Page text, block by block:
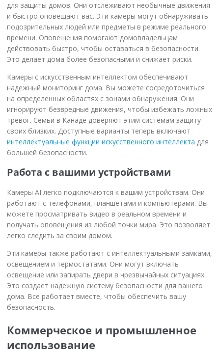
для защиты домов. Они отслеживают необычные движения
и быстро оповещают вас. Эти камеры могут обнаруживать
подозрительных людей или предметы в режиме реального
времени. Оповещения помогают домовладельцам
действовать быстро, чтобы оставаться в безопасности.
Это делает дома более безопасными и снижает риски.
Камеры с искусственным интеллектом обеспечивают
надежный мониторинг дома. Вы можете сосредоточиться
на определенных областях с зонами обнаружения. Они
игнорируют безвредные движения, чтобы избежать ложных
тревог. Семьи в Канаде доверяют этим системам защиту
своих близких. Доступные варианты теперь включают
интеллектуальные функции искусственного интеллекта для
большей безопасности.
Работа с вашими устройствами
Камеры AI легко подключаются к вашим устройствам. Они
работают с телефонами, планшетами и компьютерами. Вы
можете просматривать видео в реальном времени и
получать оповещения из любой точки мира. Это позволяет
легко следить за своим домом.
Эти камеры также работают с интеллектуальными замками,
освещением и термостатами. Они могут включать
освещение или запирать двери в чрезвычайных ситуациях.
Это создает надежную систему безопасности для вашего
дома. Все работает вместе, чтобы обеспечить вашу
безопасность.
Коммерческое и промышленное
использование